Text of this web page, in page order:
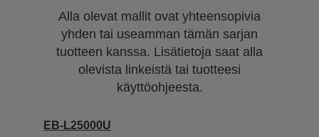
Alla olevat mallit ovat yhteensopivia
yhden tai useamman tämän sarjan
tuotteen kanssa. Lisätietoja saat alla
olevista linkeistä tai tuotteesi
käyttöohjeesta.
EB-L25000U